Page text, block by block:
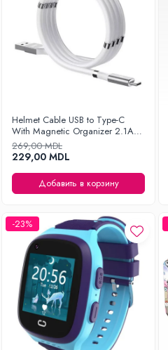
Helmet Cable USB to Type-C
With Magnetic Organizer 2.1A
1m, White
269,00 MDL
229,00 MDL
Добавить в корзину
-23%